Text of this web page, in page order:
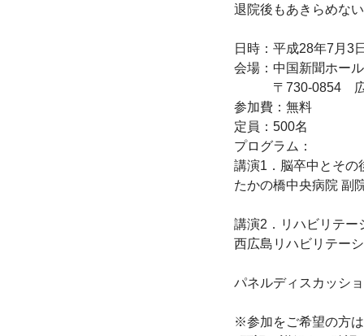
退院後もあきらめな
日時：平成28年7月3
会場：中国新聞ホール
〒730-0854　広島
参加費：無料
定員：500名
プログラム：
講演1．脳卒中とその
たかの橋中央病院 副
講演2．リハビリテー
西広島リハビリテー
パネルディスカッシ
※参加をご希望の方